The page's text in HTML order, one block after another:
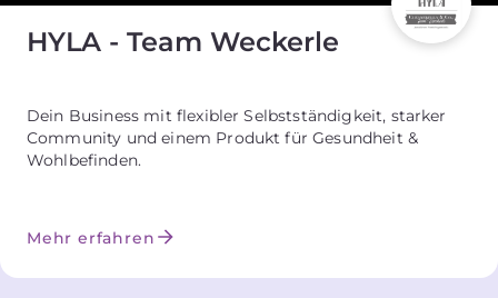
HYLA - Team Weckerle
Dein Business mit flexibler Selbstständigkeit, starker
Community und einem Produkt für Gesundheit &
Wohlbefinden.
Mehr erfahren